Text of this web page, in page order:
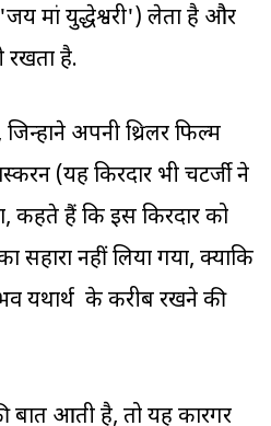
मां युद्धेश्वरी') लेता है और
रखता है.
अपनी थ्रिलर फिल्म
(यह किरदार भी चटर्जी ने
कहते हैं कि इस किरदार को
सहारा नहीं लिया गया, क्योंकि
यथार्थ के करीब रखने की
आती है, तो यह कारगर